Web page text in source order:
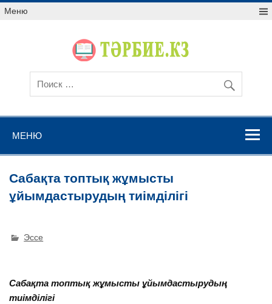
Меню
МЕНЮ
Сабақта топтық жұмысты
ұйымдастырудың тиімділігі
Эссе
Сабақта топтық жұмысты ұйымдастырудың
тиімділігі